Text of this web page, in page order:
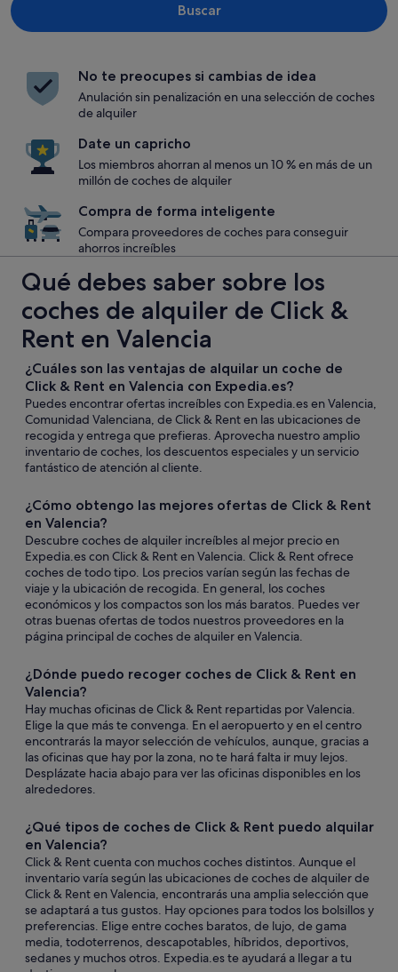
Buscar
No te preocupes si cambias de idea
Anulación sin penalización en una selección de coches
de alquiler
Date un capricho
Los miembros ahorran al menos un 10 % en más de un
millón de coches de alquiler
Compra de forma inteligente
Compara proveedores de coches para conseguir
ahorros increíbles
Qué debes saber sobre los
coches de alquiler de Click &
Rent en Valencia
¿Cuáles son las ventajas de alquilar un coche de
Click & Rent en Valencia con Expedia.es?
Puedes encontrar ofertas increíbles con Expedia.es en Valencia,
Comunidad Valenciana, de Click & Rent en las ubicaciones de
recogida y entrega que prefieras. Aprovecha nuestro amplio
inventario de coches, los descuentos especiales y un servicio
fantástico de atención al cliente.
¿Cómo obtengo las mejores ofertas de Click & Rent
en Valencia?
Descubre coches de alquiler increíbles al mejor precio en
Expedia.es con Click & Rent en Valencia. Click & Rent ofrece
coches de todo tipo. Los precios varían según las fechas de
viaje y la ubicación de recogida. En general, los coches
económicos y los compactos son los más baratos. Puedes ver
otras buenas ofertas de todos nuestros proveedores en la
página principal de coches de alquiler en Valencia.
¿Dónde puedo recoger coches de Click & Rent en
Valencia?
Hay muchas oficinas de Click & Rent repartidas por Valencia.
Elige la que más te convenga. En el aeropuerto y en el centro
encontrarás la mayor selección de vehículos, aunque, gracias a
las oficinas que hay por la zona, no te hará falta ir muy lejos.
Desplázate hacia abajo para ver las oficinas disponibles en los
alrededores.
¿Qué tipos de coches de Click & Rent puedo alquilar
en Valencia?
Click & Rent cuenta con muchos coches distintos. Aunque el
inventario varía según las ubicaciones de coches de alquiler de
Click & Rent en Valencia, encontrarás una amplia selección que
se adaptará a tus gustos. Hay opciones para todos los bolsillos y
preferencias. Elige entre coches baratos, de lujo, de gama
media, todoterrenos, descapotables, híbridos, deportivos,
sedanes y muchos otros. Expedia.es te ayudará a llegar a tu